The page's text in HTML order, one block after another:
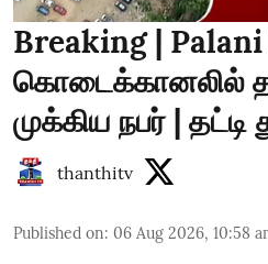
Breaking |
கொடைக்கானலில்
முக்கிய நபர் | தட்டி
thanthitv
Published on: 06 Aug 2026, 10:58